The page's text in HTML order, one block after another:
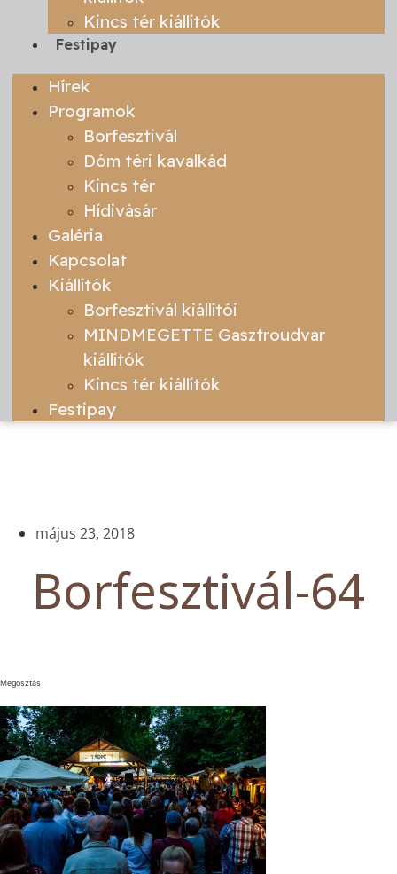
Kincs tér kiállítók
Festipay
Hírek
Programok
Borfesztivál
Dóm téri kavalkád
Kincs tér
Hídivásár
Galéria
Kapcsolat
Kiállítók
Borfesztivál kiállítói
MINDMEGETTE Gasztroudvar
kiállítók
Kincs tér kiállítók
Festipay
május 23, 2018
Borfesztivál-64
Megosztás